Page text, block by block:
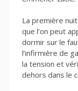
La première
que l’on peut
dormir sur le
l’infirmière de
la tension et
dehors dans le